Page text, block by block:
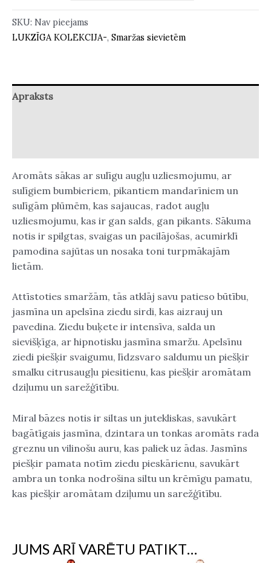
SKU: Nav pieejams
LUKZĪGA KOLEKCIJA-, Smaržas sievietēm
Apraksts
Aromāts sākas ar sulīgu augļu uzliesmojumu, ar
sulīgiem bumbieriem, pikantiem mandarīniem un
sulīgām plūmēm, kas sajaucas, radot augļu
uzliesmojumu, kas ir gan salds, gan pikants. Sākuma
notis ir spilgtas, svaigas un pacilājošas, acumirklī
pamodina sajūtas un nosaka toni turpmākajām
lietām.
Attīstoties smaržām, tās atklāj savu patieso būtību,
jasmīna un apelsīna ziedu sirdi, kas aizrauj un
pavedina. Ziedu buķete ir intensīva, salda un
sievišķīga, ar hipnotisku jasmīna smaržu. Apelsīnu
ziedi piešķir svaigumu, līdzsvaro saldumu un piešķir
smalku citrusaugļu piesitienu, kas piešķir aromātam
dziļumu un sarežģītību.
Miral bāzes notis ir siltas un jutekliskas, savukārt
bagātīgais jasmīna, dzintara un tonkas aromāts rada
greznu un vilinošu auru, kas paliek uz ādas. Jasmīns
piešķir pamata notīm ziedu pieskārienu, savukārt
ambra un tonka nodrošina siltu un krēmīgu pamatu,
kas piešķir aromātam dziļumu un sarežģītību.
JUMS ARĪ VARĒTU PATIKT…